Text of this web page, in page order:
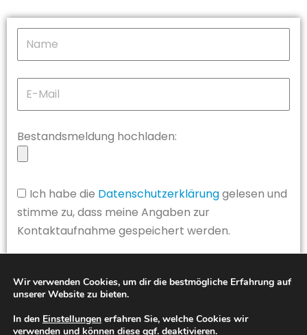
Bestandsmeldung hochladen:
Ich habe die Datenschutzerklärunggelesen und
stimme zu, dass meine Angaben zur
Kontaktaufnahme gespeichert werden.
JETZT ABSENDEN
Wir verwenden Cookies, um dir die bestmögliche Erfahrung auf
unserer Website zu bieten.
In den Einstellungen erfahren Sie, welche Cookies wir
verwenden und können diese ggf. deaktivieren.